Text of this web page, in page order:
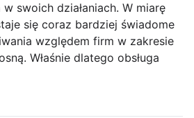
swoich działaniach. W miarę
się coraz bardziej świadome
względem firm w zakresie
Właśnie dlatego obsługa